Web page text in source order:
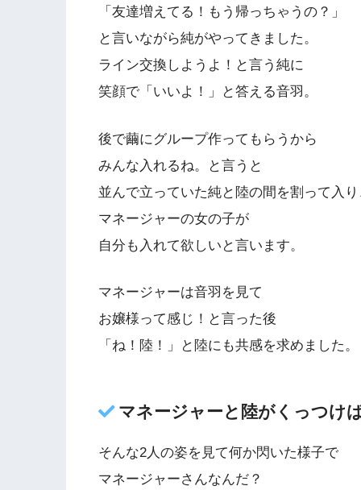
「友達増えてる！もう帰っちゃうの？」
と言いながら純がやってきました。
ライン交換しようよ！と言う純に
笑顔で「いいよ！」と答える音羽。
後で繭にグループ作ってもらうから
みんな入れるね。と言うと
並んで立っていた純と陸の間を割って入
マネージャーの女の子が
自分も入れて欲しいと言います。
マネージャーは音羽を見て
お嬢様って感じ！と言った後
「ね！陸！」と陸にも共感を求めました。
マネージャーと陸がくっつけ
そんな2人の姿を見て何か閃いた様子で
マネージャーさんなんだ？